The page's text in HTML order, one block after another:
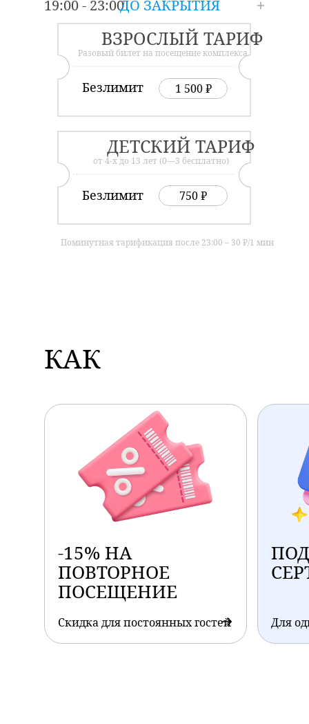
19:00 - 23:00ДО ЗАКРЫТИЯ
750 ₽
ДЕТСКИЙ ТАРИФ
от 4-х до 13 лет (0—3 бесплатно)
Безлимит
1 500 ₽
ВЗРОСЛЫЙ ТАРИФ
Разовый билет на посещение комплекса
Безлимит
Поминутная тарификация после 23:00 – 30 ₽/1 мин
КАК
Для
Скидка для постоянных гостей
-15% НА
ПОВТОРНОЕ
ПОСЕЩЕНИЕ